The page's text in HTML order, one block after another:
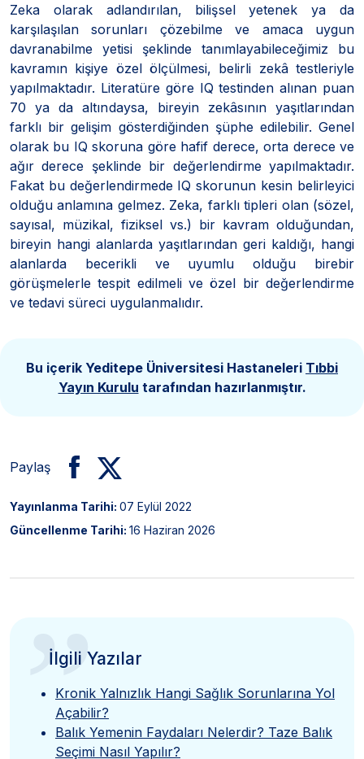
Zeka olarak adlandırılan, bilişsel yetenek ya da
karşılaşılan sorunları çözebilme ve amaca uygun
davranabilme yetisi şeklinde tanımlayabileceğimiz bu
kavramın kişiye özel ölçülmesi, belirli zekâ testleriyle
yapılmaktadır. Literatüre göre IQ testinden alınan puan
70 ya da altındaysa, bireyin zekâsının yaşıtlarından
farklı bir gelişim gösterdiğinden şüphe edilebilir. Genel
olarak bu IQ skoruna göre hafif derece, orta derece ve
ağır derece şeklinde bir değerlendirme yapılmaktadır.
Fakat bu değerlendirmede IQ skorunun kesin belirleyici
olduğu anlamına gelmez. Zeka, farklı tipleri olan (sözel,
sayısal, müzikal, fiziksel vs.) bir kavram olduğundan,
bireyin hangi alanlarda yaşıtlarından geri kaldığı, hangi
alanlarda becerikli ve uyumlu olduğu birebir
görüşmelerle tespit edilmeli ve özel bir değerlendirme
ve tedavi süreci uygulanmalıdır.
Bu içerik Yeditepe Üniversitesi Hastaneleri Tıbbi
Yayın Kurulu tarafından hazırlanmıştır.
Paylaş
Yayınlanma Tarihi: 07 Eylül 2022
Güncellenme Tarihi: 16 Haziran 2026
”
İlgili Yazılar
Kronik Yalnızlık Hangi Sağlık Sorunlarına Yol
Açabilir?
Balık Yemenin Faydaları Nelerdir? Taze Balık
Seçimi Nasıl Yapılır?